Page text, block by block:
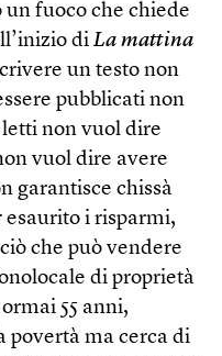
fuoco che chiede
di La mattina
un testo non
pubblicati non
non vuol dire
vuol dire avere
garantisce chissà
esaurito i risparmi,
che può vendere
di proprietà
55 anni,
povertà ma cerca di